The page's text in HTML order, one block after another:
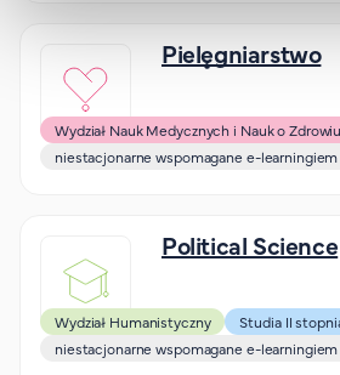
Pielęgniarstwo
Wydział Nauk Medycznych i Nauk o Zdrowiu
niestacjonarne wspomagane e-learningiem
Political Science
Wydział Humanistyczny
Studia II
niestacjonarne wspomagane e-learningiem